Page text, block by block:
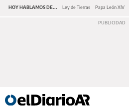
HOY HABLAMOS DE... Ley de Tierras Papa León XIV